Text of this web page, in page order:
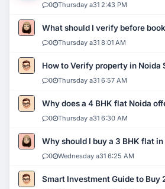
0 Thursday a31 2:43 PM
What should I verify before
0 Thursday a31 8:01 AM
How to Verify property in Noida
0 Thursday a31 6:57 AM
Why does a 4 BHK flat Noida
0 Thursday a31 6:30 AM
Why should I buy a 3 BHK flat
0 Wednesday a31 6:25 AM
Smart Investment Guide to Buy